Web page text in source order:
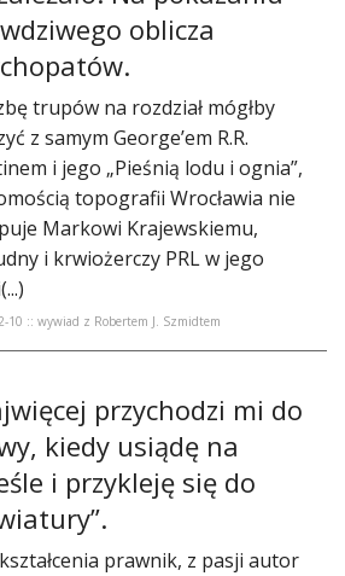
oblicza
trupów na rozdział mógłby
z samym George’em R.R.
i jego „Pieśnią lodu i ognia”,
topografii Wrocławia nie
Markowi Krajewskiemu,
i krwiożerczy PRL w jego
10 :: wywiad z Robertem J. Szmidtem
przychodzi mi do
kiedy usiądę na
i przykleję się do
prawnik, z pasji autor